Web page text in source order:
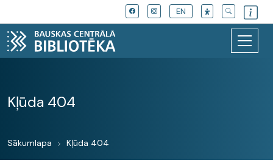
EN
Kļūda 404
Sākumlapa Kļūda 404